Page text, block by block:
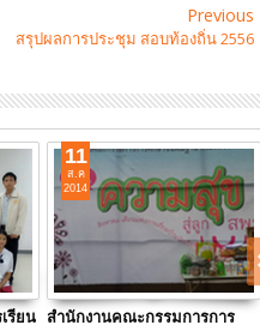
Previous
สรุปผลการประชุม สอบท้องถิ่น 2556
รียน สำนักงานคณะกรรมการการ
11
ส.ค
2014